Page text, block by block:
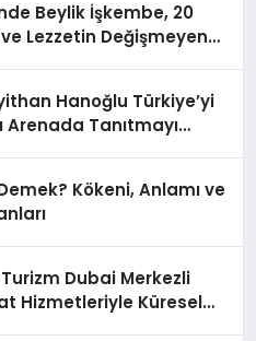
Beylik İşkembe, 20
ve Lezzetin Değişmeyen
Hanoğlu Türkiye’yi
Arenada Tanıtmayı
Kökeni, Anlamı ve
Dubai Merkezli
Hizmetleriyle Küresel